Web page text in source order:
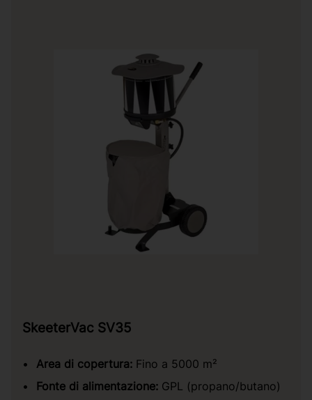
SkeeterVac SV35
Area di copertura: Fino a 5000 m²
Fonte di alimentazione: GPL (propano/butano)